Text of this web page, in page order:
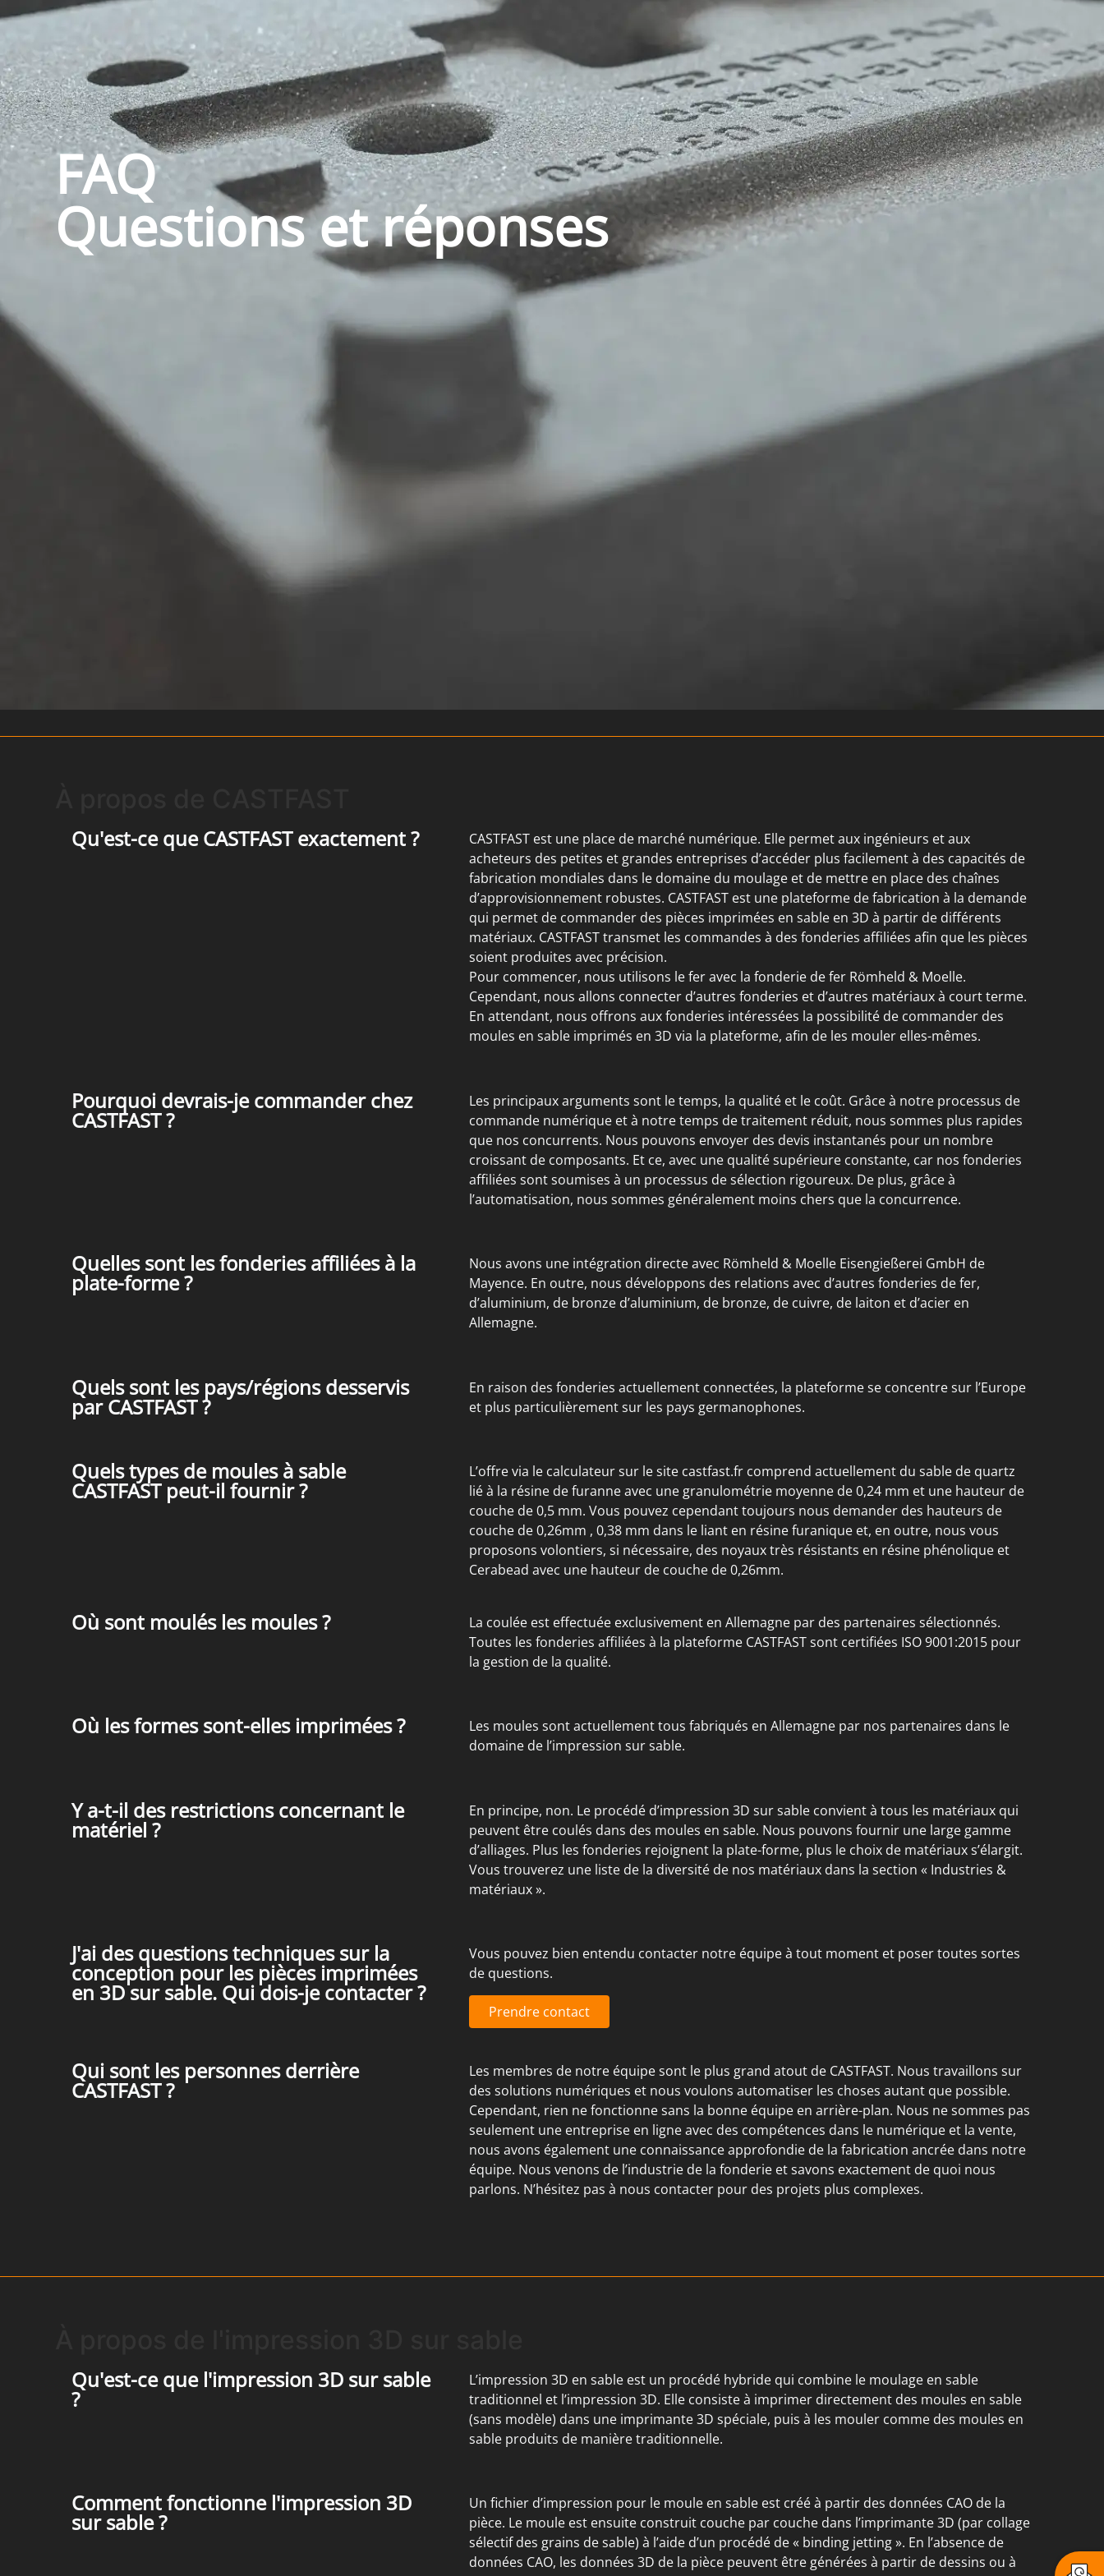
FAQ
Questions et réponses
Qu'est-ce que CASTFAST exactement ?
CASTFAST est une place de marché numérique. Elle permet aux ingénieurs et aux
acheteurs des petites et grandes entreprises d’accéder plus facilement à des capacités de
fabrication mondiales dans le domaine du moulage et de mettre en place des chaînes
d’approvisionnement robustes. CASTFAST est une plateforme de fabrication à la demande
qui permet de commander des pièces imprimées en sable en 3D à partir de différents
matériaux. CASTFAST transmet les commandes à des fonderies affiliées afin que les pièces
soient produites avec précision.
Pour commencer, nous utilisons le fer avec la fonderie de fer Römheld & Moelle.
Cependant, nous allons connecter d’autres fonderies et d’autres matériaux à court terme.
En attendant, nous offrons aux fonderies intéressées la possibilité de commander des
moules en sable imprimés en 3D via la plateforme, afin de les mouler elles-mêmes.
Pourquoi devrais-je commander chez
CASTFAST ?
Les principaux arguments sont le temps, la qualité et le coût. Grâce à notre processus de
commande numérique et à notre temps de traitement réduit, nous sommes plus rapides
que nos concurrents. Nous pouvons envoyer des devis instantanés pour un nombre
croissant de composants. Et ce, avec une qualité supérieure constante, car nos fonderies
affiliées sont soumises à un processus de sélection rigoureux. De plus, grâce à
l’automatisation, nous sommes généralement moins chers que la concurrence.
Quelles sont les fonderies affiliées à la
plate-forme ?
Nous avons une intégration directe avec Römheld & Moelle Eisengießerei GmbH de
Mayence. En outre, nous développons des relations avec d’autres fonderies de fer,
d’aluminium, de bronze d’aluminium, de bronze, de cuivre, de laiton et d’acier en
Allemagne.
Quels sont les pays/régions desservis
par CASTFAST ?
En raison des fonderies actuellement connectées, la plateforme se concentre sur l’Europe
et plus particulièrement sur les pays germanophones.
Quels types de moules à sable
CASTFAST peut-il fournir ?
L’offre via le calculateur sur le site castfast.fr comprend actuellement du sable de quartz
lié à la résine de furanne avec une granulométrie moyenne de 0,24 mm et une hauteur de
couche de 0,5 mm. Vous pouvez cependant toujours nous demander des hauteurs de
couche de 0,26mm , 0,38 mm dans le liant en résine furanique et, en outre, nous vous
proposons volontiers, si nécessaire, des noyaux très résistants en résine phénolique et
Cerabead avec une hauteur de couche de 0,26mm.
Où sont moulés les moules ?
La coulée est effectuée exclusivement en Allemagne par des partenaires sélectionnés.
Toutes les fonderies affiliées à la plateforme CASTFAST sont certifiées ISO 9001:2015 pour
la gestion de la qualité.
Où les formes sont-elles imprimées ?
Les moules sont actuellement tous fabriqués en Allemagne par nos partenaires dans le
domaine de l’impression sur sable.
Y a-t-il des restrictions concernant le
matériel ?
En principe, non. Le procédé d’impression 3D sur sable convient à tous les matériaux qui
peuvent être coulés dans des moules en sable. Nous pouvons fournir une large gamme
d’alliages. Plus les fonderies rejoignent la plate-forme, plus le choix de matériaux s’élargit.
Vous trouverez une liste de la diversité de nos matériaux dans la section « Industries &
matériaux ».
J'ai des questions techniques sur la
conception pour les pièces imprimées
en 3D sur sable. Qui dois-je contacter ?
Vous pouvez bien entendu contacter notre équipe à tout moment et poser toutes sortes
de questions.
Prendre contact
Qui sont les personnes derrière
CASTFAST ?
Les membres de notre équipe sont le plus grand atout de CASTFAST. Nous travaillons sur
des solutions numériques et nous voulons automatiser les choses autant que possible.
Cependant, rien ne fonctionne sans la bonne équipe en arrière-plan. Nous ne sommes pas
seulement une entreprise en ligne avec des compétences dans le numérique et la vente,
nous avons également une connaissance approfondie de la fabrication ancrée dans notre
équipe. Nous venons de l’industrie de la fonderie et savons exactement de quoi nous
parlons. N’hésitez pas à nous contacter pour des projets plus complexes.
Qu'est-ce que l'impression 3D sur sable
?
L’impression 3D en sable est un procédé hybride qui combine le moulage en sable
traditionnel et l’impression 3D. Elle consiste à imprimer directement des moules en sable
(sans modèle) dans une imprimante 3D spéciale, puis à les mouler comme des moules en
sable produits de manière traditionnelle.
Comment fonctionne l'impression 3D
sur sable ?
Un fichier d’impression pour le moule en sable est créé à partir des données CAO de la
pièce. Le moule est ensuite construit couche par couche dans l’imprimante 3D (par collage
sélectif des grains de sable) à l’aide d’un procédé de « binding jetting ». En l’absence de
données CAO, les données 3D de la pièce peuvent être générées à partir de dessins ou à